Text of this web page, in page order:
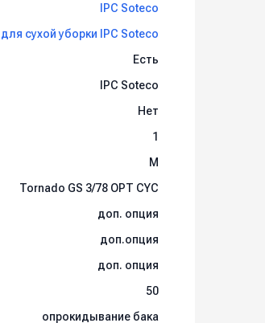
IPC Soteco
сухой уборки IPC Soteco
Есть
IPC Soteco
Нет
1
M
Tornado GS 3/78 OPT CYC
доп. опция
доп.опция
доп. опция
50
опрокидывание бака